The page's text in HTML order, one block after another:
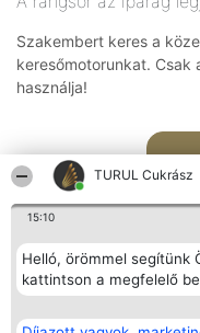
TURUL Cukrász
15:10
Helló, örömmel segítünk
kattintson a megfelelő
Szakembert keres a
keresőmotorunkat.
használja!
Rangsorszervező